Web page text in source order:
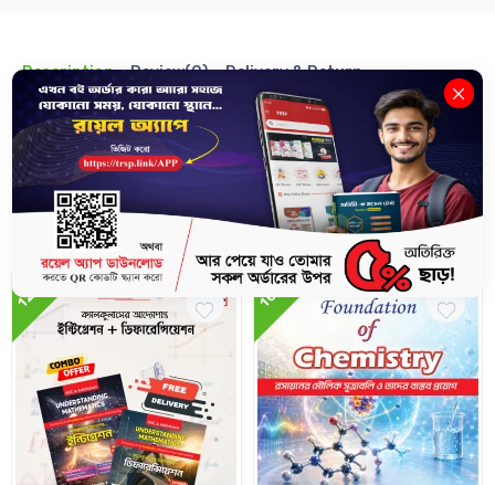
Description Review(0) Delivery & Return
আন্ডারস্ট্যান্ডিং ম্যাথ - জ্যামিতি গুরু (এসএসসি) ৩য় সংস্করণ
Related Books
12% 10%